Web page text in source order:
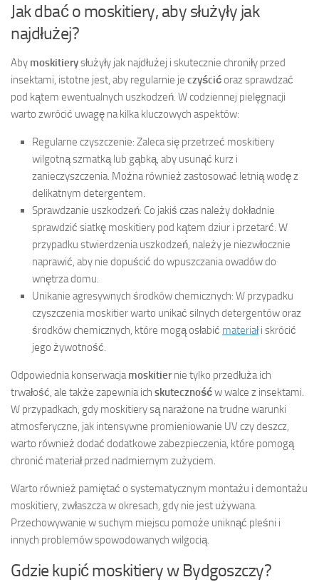
Jak dbać o moskitiery, aby służyły jak
najdłużej?
Aby moskitierysłużyły jak najdłużej i skutecznie chroniły przed
insektami, istotne jest, aby regularnie je czyścićoraz sprawdzać
pod kątem ewentualnych uszkodzeń. W codziennej pielęgnacji
warto zwrócić uwagę na kilka kluczowych aspektów:
Regularne czyszczenie: Zaleca się przetrzeć moskitiery
wilgotną szmatką lub gąbką, aby usunąć kurz i
zanieczyszczenia. Można również zastosować letnią wodę z
delikatnym detergentem.
Sprawdzanie uszkodzeń: Co jakiś czas należy dokładnie
sprawdzić siatkę moskitiery pod kątem dziur i przetarć. W
przypadku stwierdzenia uszkodzeń, należy je niezwłocznie
naprawić, aby nie dopuścić do wpuszczania owadów do
wnętrza domu.
Unikanie agresywnych środków chemicznych: W przypadku
czyszczenia moskitier warto unikać silnych detergentów oraz
środków chemicznych, które mogą osłabić materiałi skrócić
jego żywotność.
Odpowiednia konserwacjamoskitiernie tylko przedłuża ich
trwałość, ale także zapewnia ich skutecznośćw walce z insektami.
W przypadkach, gdy moskitiery są narażone na trudne warunki
atmosferyczne, jak intensywne promieniowanie UV czy deszcz,
warto również dodać dodatkowe zabezpieczenia, które pomogą
chronić materiał przed nadmiernym zużyciem.
Warto również pamiętać o systematycznym montażu i demontażu
moskitiery, zwłaszcza w okresach, gdy nie jest używana.
Przechowywanie w suchym miejscu pomoże uniknąć pleśni i
innych problemów spowodowanych wilgocią.
Gdzie kupić moskitiery w Bydgoszczy?